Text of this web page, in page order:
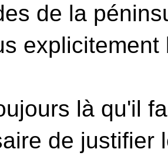
de la
explicitement
là qu'il
de justifier